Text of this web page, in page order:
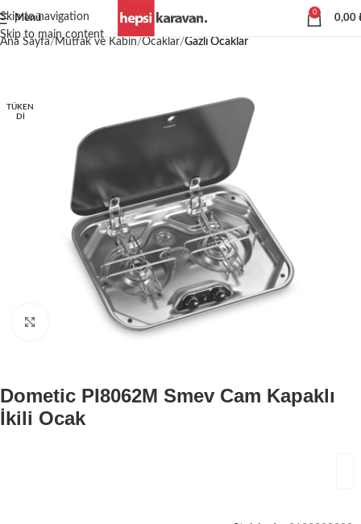
Skip to navigation
Skip to main content
Menü
0
0,00
Ana Sayfa Mutfak ve Kabin Ocaklar Gazlı Ocaklar
TÜKEN
DI
Büyütmek için tıklayın
Dometic PI8062M Smev Cam Kapaklı
İkili Ocak